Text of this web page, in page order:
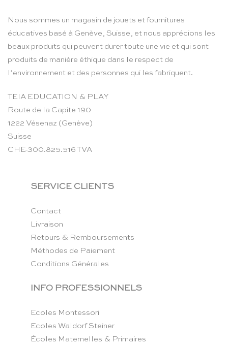
Nous sommes un magasin de jouets et fournitures
éducatives basé à Genève, Suisse, et nous apprécions les
beaux produits qui peuvent durer toute une vie et qui sont
produits de manière éthique dans le respect de
l’environnement et des personnes qui les fabriquent.
TEIA EDUCATION & PLAY
Route de la Capite 190
1222 Vésenaz (Genève)
Suisse
CHE-300.825.516 TVA
SERVICE CLIENTS
Contact
Livraison
Retours & Remboursements
Méthodes de Paiement
Conditions Générales
INFO PROFESSIONNELS
Ecoles Montessori
Ecoles Waldorf Steiner
Écoles Maternelles & Primaires